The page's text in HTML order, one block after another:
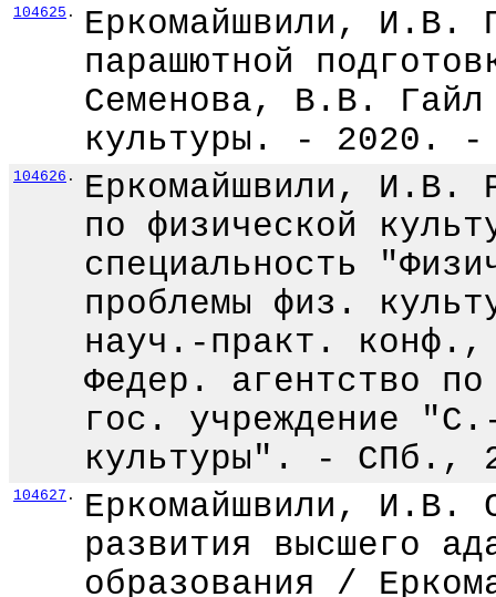
104625 .
Еркомайшвили, И.В.
парашютной
Семенова, В.В.
культуры. -
104626 .
Еркомайшвили, И.В.
по физической
специальность
проблемы физ.
науч.-практ.
Федер. агентство
гос. учреждение
культуры". -
104627 .
Еркомайшвили, И.В.
развития высшего
образования /